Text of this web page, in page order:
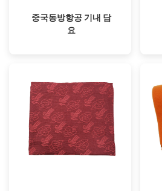
중국동방항공 기내 담
요